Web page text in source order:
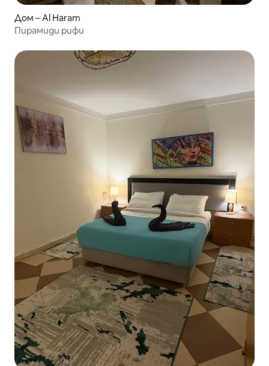
Дом – Al Haram
Пирамиди рифи